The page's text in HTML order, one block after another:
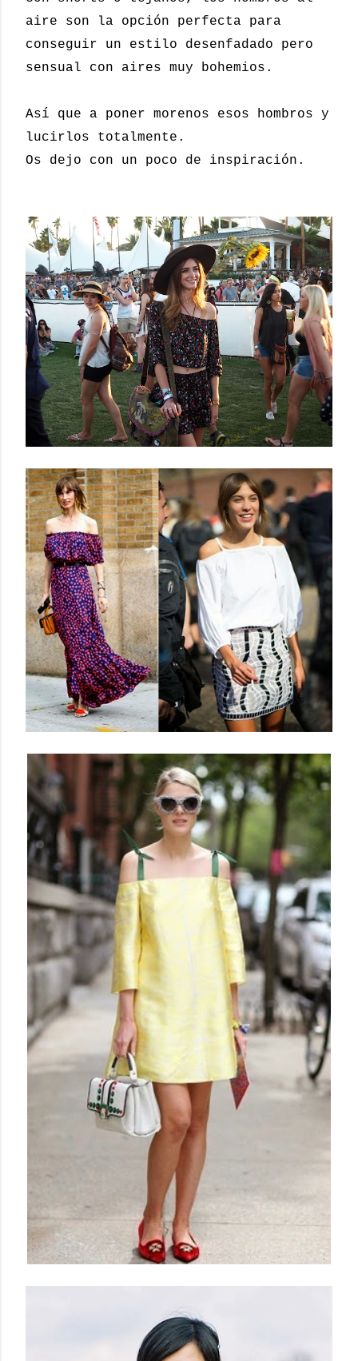
aire son la opción perfecta para
conseguir un estilo desenfadado pero
sensual con aires muy bohemios.
Así que a poner morenos esos hombros y
lucirlos totalmente.
Os dejo con un poco de inspiración.